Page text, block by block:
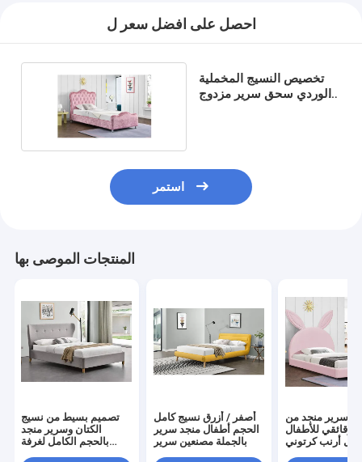
احصل على افضل سعر ل
تخصيص النسيج المخملية
الوردي سحق سرير مزدوج
استمر
المنتجات الموصى بها
تصميم بسيط من نسيج
الكتان وسرير منجد
بالحجم الكامل لغرفة
أصفر / أزرق نسيج كامل
الحجم أطفال منجد سرير
بالجملة مصنعين سرير
سرير منجد من
للأطفال
أرنب كرتوني